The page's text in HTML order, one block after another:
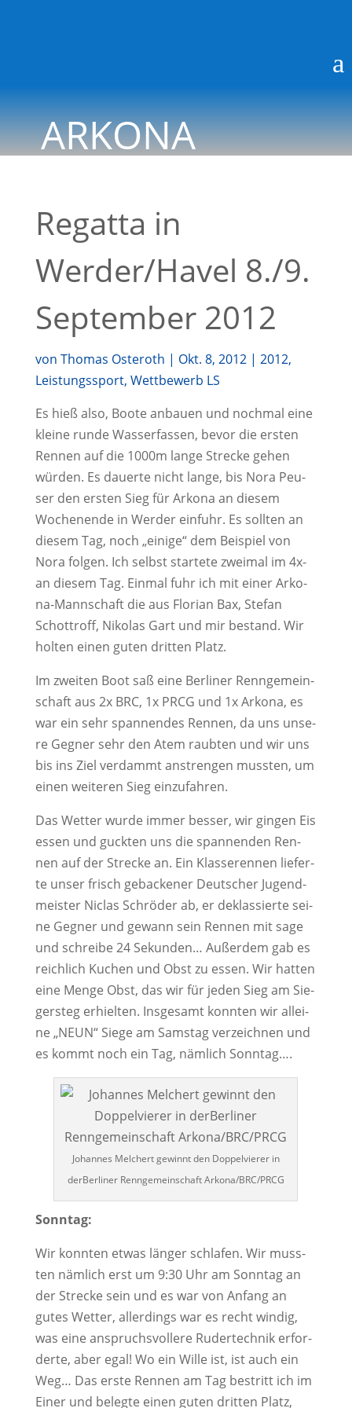
a
ARKONA
Regatta in
Werder/Havel 8./9.
September 2012
von Thomas Osteroth | Okt. 8, 2012| 2012,
Leistungssport, Wettbewerb LS
Es hieß also, Boo­te anbau­en und noch­mal eine
klei­ne run­de Was­ser­fas­sen, bevor die ers­ten
Ren­nen auf die 1000m lan­ge Stre­cke gehen
wür­den. Es dau­er­te nicht lan­ge, bis Nora Peu­
ser den ers­ten Sieg für Arko­na an die­sem
Wochen­en­de in Wer­der ein­fuhr. Es soll­ten an
die­sem Tag, noch „eini­ge“ dem Bei­spiel von
Nora fol­gen. Ich selbst star­te­te zwei­mal im 4x-
an die­sem Tag. Ein­mal fuhr ich mit einer Arko­
na-Mann­schaft die aus Flo­ri­an Bax, Ste­fan
Schot­troff, Niko­las Gart und mir bestand. Wir
hol­ten einen guten drit­ten Platz.
Im zwei­ten Boot saß eine Ber­li­ner Renn­ge­mein­
schaft aus 2x BRC, 1x PRCG und 1x Arko­na, es
war ein sehr span­nen­des Ren­nen, da uns unse­
re Geg­ner sehr den Atem raub­ten und wir uns
bis ins Ziel ver­dammt anstren­gen muss­ten, um
einen wei­te­ren Sieg einzufahren.
Das Wet­ter wur­de immer bes­ser, wir gin­gen Eis
essen und guck­ten uns die span­nen­den Ren­
nen auf der Stre­cke an. Ein Klas­se­ren­nen lie­fer­
te unser frisch geba­cke­ner Deut­scher Jugend­
meis­ter Nic­las Schrö­der ab, er deklas­sier­te sei­
ne Geg­ner und gewann sein Ren­nen mit sage
und schrei­be 24 Sekun­den… Außer­dem gab es
reich­lich Kuchen und Obst zu essen. Wir hat­ten
eine Men­ge Obst, das wir für jeden Sieg am Sie­
ger­steg erhiel­ten. Ins­ge­samt konn­ten wir allei­
ne „NEUN“ Sie­ge am Sams­tag ver­zeich­nen und
es kommt noch ein Tag, näm­lich Sonntag….
Johan­nes Mel­ch­ert gewinnt den Dop­pel­vie­rer in
der­Ber­li­ner Renn­ge­mein­schaft Arkona/BRC/PRCG
Sonn­tag:
Wir konn­ten etwas län­ger schla­fen. Wir muss­
ten näm­lich erst um 9:30 Uhr am Sonn­tag an
der Stre­cke sein und es war von Anfang an
gutes Wet­ter, aller­dings war es recht win­dig,
was eine anspruchs­vol­le­re Ruder­tech­nik erfor­
der­te, aber egal! Wo ein Wil­le ist, ist auch ein
Weg… Das ers­te Ren­nen am Tag bestritt ich im
Einer und beleg­te einen guten drit­ten Platz,